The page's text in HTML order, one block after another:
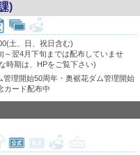
)
土、日、祝日含む)
～翌4月下旬までは配布していませ
時期は、HPをご覧下さい)
理開始50周年・奥裾花ダム管理開始
カード配布中